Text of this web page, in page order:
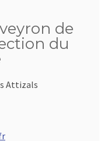
de
du
Attizals